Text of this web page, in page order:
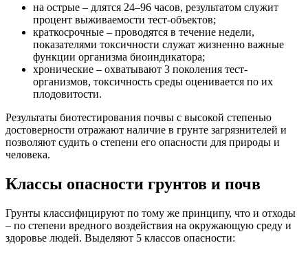
на острые – длятся 24–96 часов, результатом служит
процент выживаемости тест-объектов;
краткосрочные – проводятся в течение недели,
показателями токсичности служат жизненно важные
функции организма биоиндикатора;
хронические – охватывают 3 поколения тест-
организмов, токсичность среды оценивается по их
плодовитости.
Результаты биотестирования почвы с высокой степенью
достоверности отражают наличие в грунте загрязнителей и
позволяют судить о степени его опасности для природы и
человека.
Классы опасности грунтов и почв
Грунты классифицируют по тому же принципу, что и отходы
– по степени вредного воздействия на окружающую среду и
здоровье людей. Выделяют 5 классов опасности: